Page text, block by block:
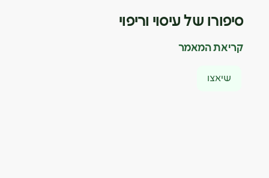
סיפורו של עיסוי וריפוי
קריאת המאמר
שיאצו